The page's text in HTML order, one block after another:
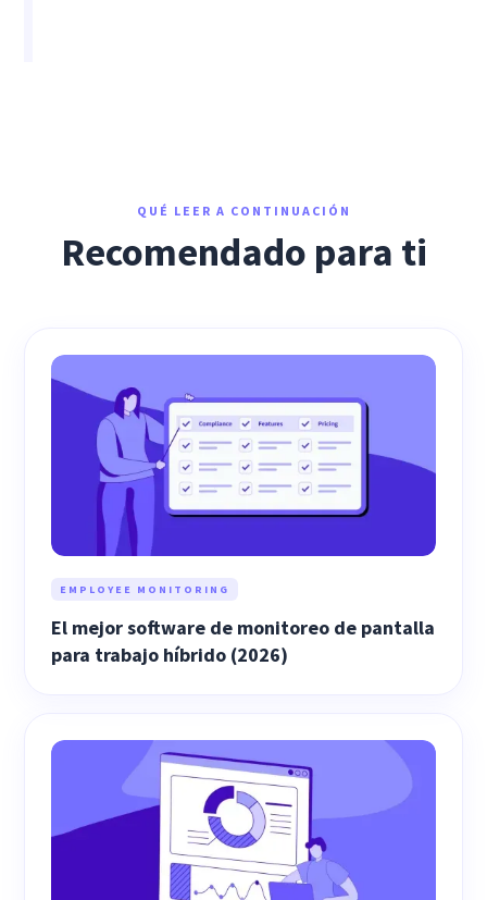
QUÉ LEER A CONTINUACIÓN
Recomendado para ti
EMPLOYEE MONITORING
El mejor software de monitoreo de pantalla
para trabajo híbrido (2026)